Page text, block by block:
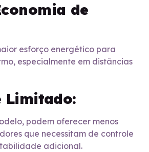
de
esforço energético para
especialmente em distâncias
Limitado:
podem oferecer menos
que necessitam de controle
adicional.